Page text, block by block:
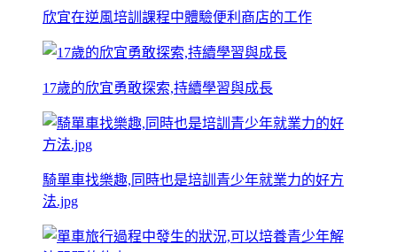
欣宜在逆風培訓課程中體驗便利商店的工作
17歲的欣宜勇敢探索,持續學習與成長
騎單車找樂趣,同時也是培訓青少年就業力的好方
法.jpg